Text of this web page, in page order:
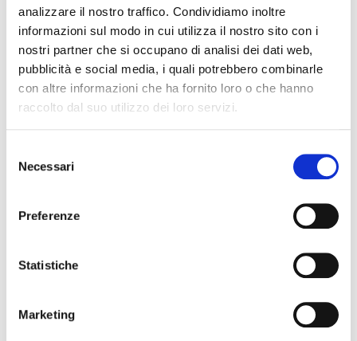
analizzare il nostro traffico. Condividiamo inoltre
informazioni sul modo in cui utilizza il nostro sito con i
nostri partner che si occupano di analisi dei dati web,
pubblicità e social media, i quali potrebbero combinarle
con altre informazioni che ha fornito loro o che hanno
raccolto dal suo utilizzo dei loro servizi.
delNecessari
Preferenze
Statistiche
Marketing
BLOG OPTI GAN VAI AL BLOG
07/08/2026
Cosa bisogna ritrovare
Gdynia Final Day
PHOTOGALLERY SFOGLIA GALLERY